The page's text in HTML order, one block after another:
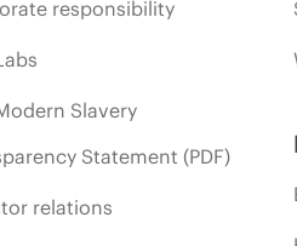
responsibility
Slavery
Statement (PDF)
relations